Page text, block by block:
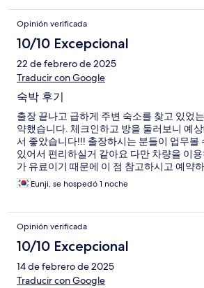
Opinión verificada
10/10 Excepcional
22 de febrero de 2025
Traducir con Google
숙박 후기
출장 끝나고 급하게 주변 숙소를 찾고 있었
약했습니다. 체크인하고 방을 둘러보니 예
서 좋았습니다!!! 출장하시는 분들이 업무볼
있어서 편리하실거 같아요 다만 차량을 이
가 유료이기 때문에 이 점 참고하시고 예약
숙소에서도 유료주차인 점을 좀더 예약 전
해주시면 좋을거 같습니다! (숙소 주변 공영
는 숙소 컨디션이 마음에 들었어서 다음번
ㅎ
Eunji, se hospedó 1 noche
Opinión verificada
10/10 Excepcional
14 de febrero de 2025
Traducir con Google